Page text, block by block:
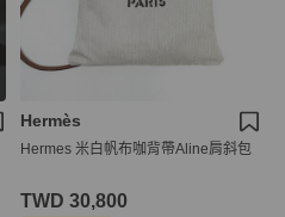
Hermès
Hermes 米白帆布咖背帶Aline肩斜包
TWD 30,800